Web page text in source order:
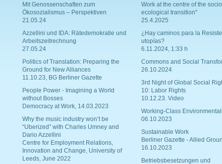
Mit Genossenschaften zum
Ökosozialismus – Perspektiven
21.05.24
Azzellini und IDA: Rätedemokratie und
Arbeitszeitrechnung
27.05.24
Politics of Translation: Preparing the
Ground for New Alliances
11.10.23, BG Berliner Gazette
People Power - Imagining a World
without Bosses
Democracy at Work, 14.03.2023
Why the music industry won’t be
“Uberized” with Charles Umney and
Dario Azzellini
Centre for Employment Relations,
Innovation and Change, University of
Leeds, June 2022
Work at the centre of the
ecological transition"
25.4.2025
¿Hay caminos para la
utopías?
6.11.2024, 1:33 h
Commons and Social
26.10.2024
3rd Night of Global Social
10: Labor Rights
10.12.23. Video
Working-Class
06.10.2023
Sustainable Work
Berliner Gazette - Allied
16.10.2023
Betriebsbesetzungen und